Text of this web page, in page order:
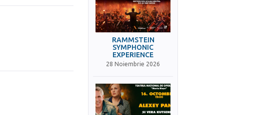
RAMMSTEIN
SYMPHONIC
EXPERIENCE
28 Noiembrie 2026